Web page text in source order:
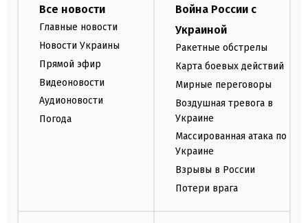
Все новости
Главные новости
Новости Украины
Прямой эфир
Видеоновости
Аудионовости
Погода
Война России с
Украиной
Ракетные обстрелы
Карта боевых действий
Мирные переговоры
Воздушная тревога в
Украине
Массированная атака по
Украине
Взрывы в России
Потери врага